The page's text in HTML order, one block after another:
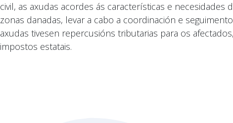
civil, as axudas acordes ás características e
zonas danadas, levar a cabo a coordinación e
axudas tivesen repercusións tributarias para os
impostos estatais.